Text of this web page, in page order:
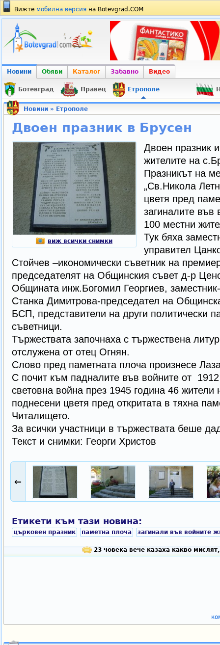
Вижте мобилна версия на Botevgrad.COM
Новини Обяви Каталог Забавно Видео
Ботевград Правец Етрополе
Новини» Етрополе
Двоен празник в Брусен
виж всички снимки
Двоен празник
жителите на
Празникът на
„Св.Никола
цветя пред
загиналите във
100 местни
Тук бяха
управител
Стойчев –икономически съветник на
председателят на Общинския съвет д-р
Общината инж.Богомил Георгиев,
Станка Димитрова-председател на
БСП, представители на други политически
съветници.
Тържествата започнаха с тържествена
отслужена от отец Огнян.
Слово пред паметната плоча произнесе
С почит към падналите във войните от
световна война през 1945 година 46 жители
поднесени цветя пред откритата в тяхна
Читалището.
За всички участници в тържествата беше
Текст и снимки: Георги Христов
←
Етикети към тази новина:
църковен празник паметна плоча загинали във войните
23 човека вече казаха какво